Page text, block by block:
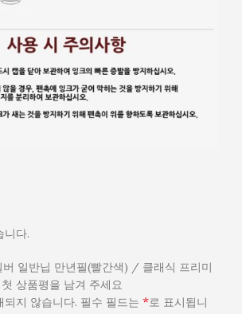
니다.
버 일반닙 만년필(빨간색) / 클래식 프리미
상품평을 남겨 주세요
되지 않습니다. 필수 필드는 *로 표시됩니